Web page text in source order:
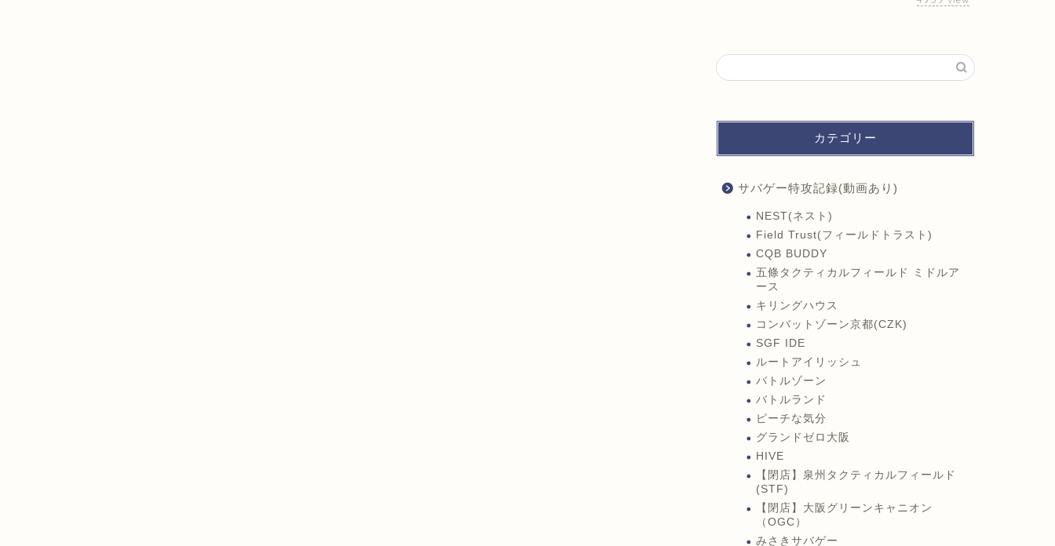
カテゴリー
サバゲー特攻記録(動画あり)
NEST(ネスト)
Field Trust(フィールドトラスト)
CQB BUDDY
五條タクティカルフィールド ミドルア
ース
キリングハウス
コンバットゾーン京都(CZK)
SGF IDE
ルートアイリッシュ
バトルゾーン
バトルランド
ピーチな気分
グランドゼロ大阪
HIVE
【閉店】泉州タクティカルフィールド
(STF)
【閉店】大阪グリーンキャニオン
（OGC）
みさきサバゲー